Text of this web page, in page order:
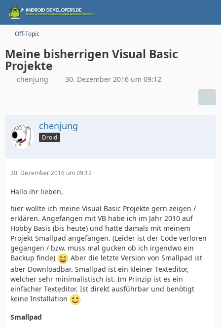
Off-Topic
Meine bisherrigen Visual Basic
Projekte
chenjung 30. Dezember 2016 um 09:12
chenjung
Droid
30. Dezember 2016 um 09:12
Hallo ihr lieben,
hier wollte ich meine Visual Basic Projekte gern zeigen /
erklären. Angefangen mit VB habe ich im Jahr 2010 auf
Hobby Basis (bis heute) und hatte damals mit meinem
Projekt Smallpad angefangen. (Leider ist der Code verloren
gegangen / bzw. muss mal gucken ob ich irgendwo ein
Backup finde)
Aber die letzte Version von Smallpad ist
aber Downloadbar. Smallpad ist ein kleiner Texteditor,
welcher sehr minimalistisch ist. Im Prinzip ist es ein
einfacher Texteditor. Ist direkt ausführbar und benötigt
keine Installation
Smallpad